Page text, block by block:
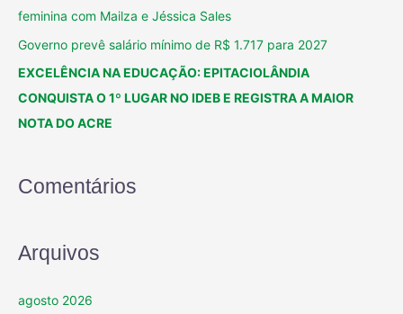
feminina com Mailza e Jéssica Sales
Governo prevê salário mínimo de R$ 1.717 para 2027
EXCELÊNCIA NA EDUCAÇÃO: EPITACIOLÂNDIA
CONQUISTA O 1º LUGAR NO IDEB E REGISTRA A MAIOR
NOTA DO ACRE
Comentários
Arquivos
agosto 2026